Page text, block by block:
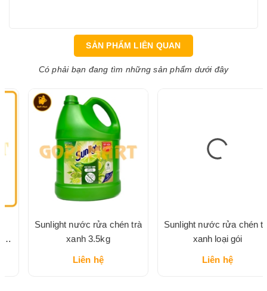
SẢN PHẨM LIÊN QUAN
Có phải bạn đang tìm những sản phẩm dưới đây
Sunlight nước rửa chén trà
xanh 3.5kg
Liên hệ
Sunlight nước rửa chén trà
xanh loại gói
Liên hệ